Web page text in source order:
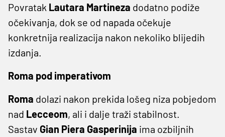
Povratak Lautara Martineza dodatno podiže
očekivanja, dok se od napada očekuje
konkretnija realizacija nakon nekoliko blijedih
izdanja.
Roma pod imperativom
Roma dolazi nakon prekida lošeg niza pobjedom
nad Lecceom, ali i dalje traži stabilnost.
Sastav Gian Piera Gasperinija ima ozbiljnih